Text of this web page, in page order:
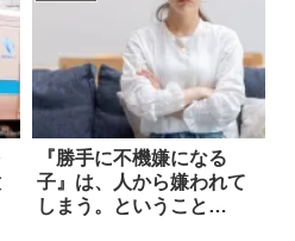
『勝手に不機嫌になる
子』は、人から嫌われて
しまう。ということ